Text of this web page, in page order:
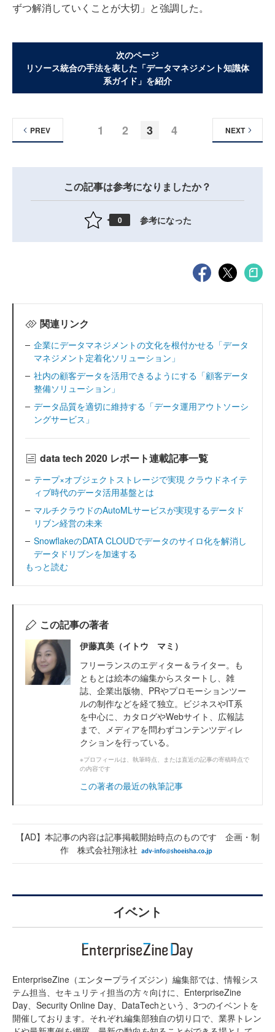
ずつ解消していくことが大切」と強調した。
次のページ
リソース統合の手法を表した「データマネジメント知識体
系ガイド」を紹介
1 2 3 4
PREV NEXT
この記事は参考になりましたか？
0 参考になった
関連リンク
企業にデータマネジメントの文化を根付かせる「データ
マネジメント定着化ソリューション」
社内の顧客データを活用できるようにする「顧客データ
整備ソリューション」
データ品質を適切に維持する「データ運用アウトソーシ
ングサービス」
data tech 2020 レポート連載記事一覧
テープ×オブジェクトストレージで実現 クラウドネイテ
ィブ時代のデータ活用基盤とは
マルチクラウドのAutoMLサービスが実現するデータド
リブン経営の未来
SnowflakeのDATA CLOUDでデータのサイロ化を解消し
データドリブンを加速する
もっと読む
この記事の著者
伊藤真美（イトウ マミ）
フリーランスのエディター＆ライター。も
ともとは絵本の編集からスタートし、雑
誌、企業出版物、PRやプロモーションツー
ルの制作などを経て独立。ビジネスやIT系
を中心に、カタログやWebサイト、広報誌
まで、メディアを問わずコンテンツディレ
クションを行っている。
※プロフィールは、執筆時点、または直近の記事の寄稿時点で
の内容です
この著者の最近の執筆記事
【AD】本記事の内容は記事掲載開始時点のものです 企画・制
作 株式会社翔泳社
イベント
EnterpriseZine（エンタープライズジン）編集部では、情報シス
テム担当、セキュリティ担当の方々向けに、EnterpriseZine
Day、Security Online Day、DataTechという、3つのイベントを
開催しております。それぞれ編集部独自の切り口で、業界トレン